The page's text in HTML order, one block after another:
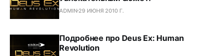
ADMIN 29 ИЮНЯ 2010 Г.
Подробнее про Deus Ex: Human
Revolution